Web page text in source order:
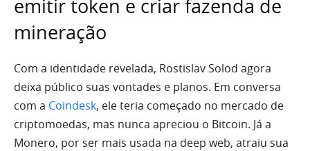
emitir token e criar fazenda de
mineração
Com a identidade revelada, Rostislav Solod agora
deixa público suas vontades e planos. Em conversa
com a Coindesk, ele teria começado no mercado de
criptomoedas, mas nunca apreciou o Bitcoin. Já a
Monero, por ser mais usada na deep web, atraiu sua